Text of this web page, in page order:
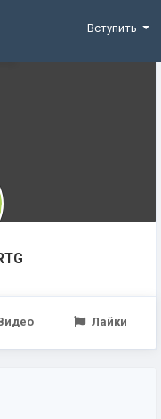
Вступить
Лайки